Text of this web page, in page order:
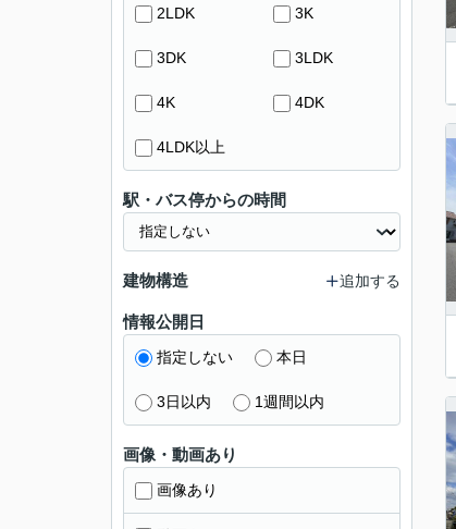
2LDK 3K
3DK 3LDK
4K 4DK
4LDK以上
駅・バス停からの時間
建物構造 追加する
情報公開日
指定しない 本日
3日以内 1週間以内
画像・動画あり
画像あり